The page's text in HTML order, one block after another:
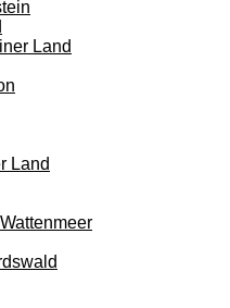
Land
Land